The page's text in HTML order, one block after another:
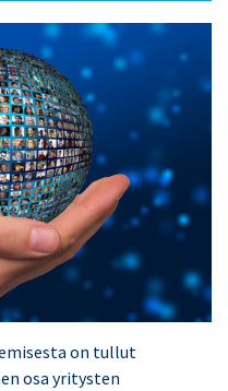
on tullut
osa yritysten